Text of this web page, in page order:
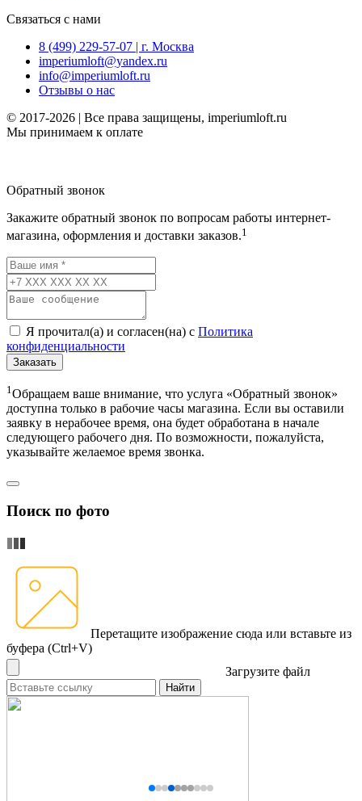
Связаться с нами
8 (499) 229-57-07 | г. Москва
imperiumloft@yandex.ru
info@imperiumloft.ru
Отзывы о нас
© 2017-2026 | Все права защищены, imperiumloft.ru
Мы принимаем к оплате
Обратный звонок
Закажите обратный звонок по вопросам работы интернет-
магазина, оформления и доставки заказов.1
Я прочитал(а) и согласен(на) с Политика
конфиденциальности
Заказать
1 Обращаем ваше внимание, что услуга «Обратный звонок»
доступна только в рабочие часы магазина. Если вы оставили
заявку в нерабочее время, она будет обработана в начале
следующего рабочего дня. По возможности, пожалуйста,
указывайте желаемое время звонка.
Поиск по фото
Перетащите изображение сюда или вставьте из
буфера (Ctrl+V)
Загрузите файл
Найти